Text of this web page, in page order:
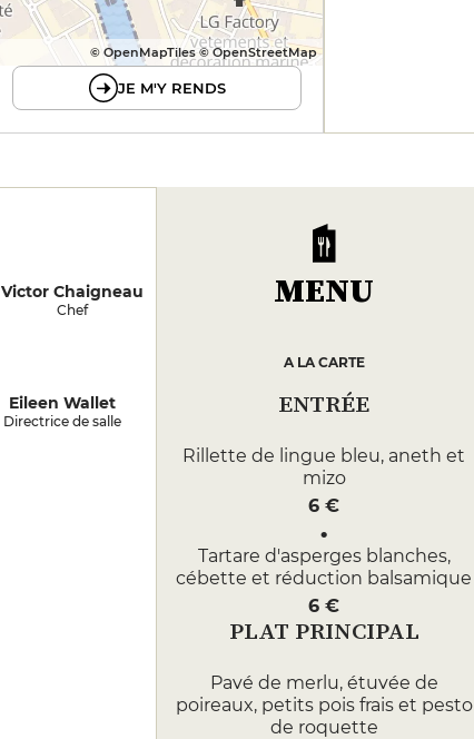
© OpenMapTiles © OpenStreetMap
JE M'Y RENDS
Victor Chaigneau
Chef
Eileen Wallet
Directrice de salle
MENU
A LA CARTE
ENTRÉE
Rillette de lingue bleu, aneth et
mizo
6 €
Tartare d'asperges blanches,
cébette et réduction balsamique
6 €
PLAT PRINCIPAL
Pavé de merlu, étuvée de
poireaux, petits pois frais et pesto
de roquette